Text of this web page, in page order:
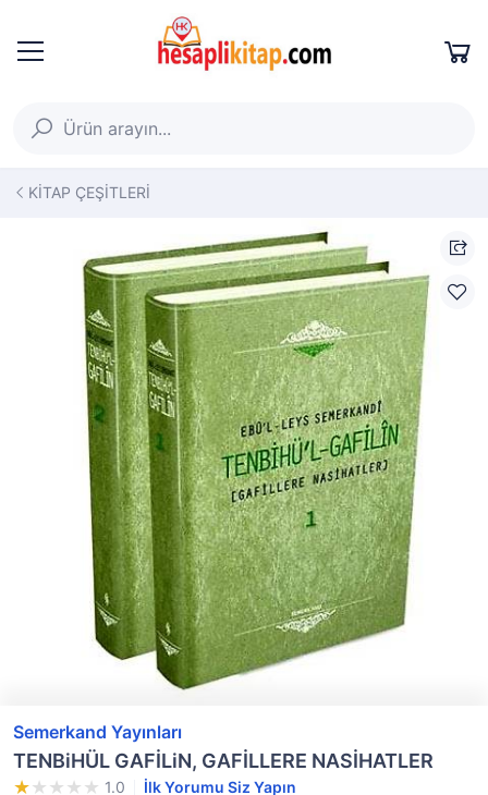
KİTAP ÇEŞİTLERİ
Semerkand Yayınları
TENBiHÜL GAFİLiN, GAFİLLERE NASİHATLER
1.0 İlk Yorumu Siz Yapın